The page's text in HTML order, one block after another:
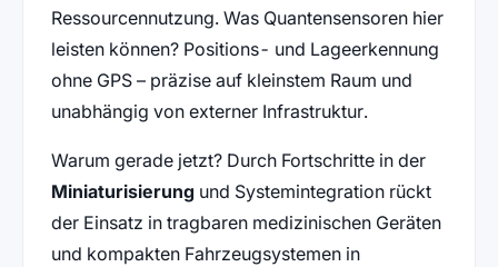
Ressourcennutzung. Was Quantensensoren hier
leisten können? Positions- und Lageerkennung
ohne GPS – präzise auf kleinstem Raum und
unabhängig von externer Infrastruktur.
Warum gerade jetzt? Durch Fortschritte in der
Miniaturisierungund Systemintegration rückt
der Einsatz in tragbaren medizinischen Geräten
und kompakten Fahrzeugsystemen in